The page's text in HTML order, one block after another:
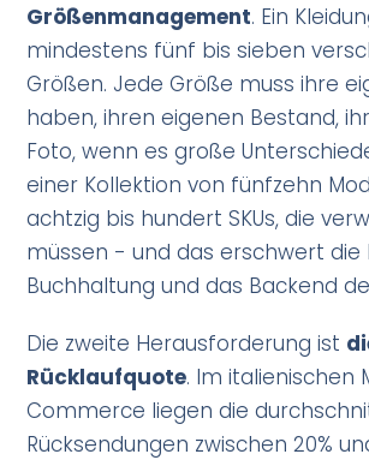
Größenmanagement. Ein
mindestens fünf bis sieben
Größen. Jede Größe muss ihre
haben, ihren eigenen Bestand,
Foto, wenn es große
einer Kollektion von fünfzehn
achtzig bis hundert SKUs, die
müssen - und das erschwert die
Buchhaltung und das Backend
Die zweite Herausforderung ist
Rücklaufquote. Im italienischen
Commerce liegen die
Rücksendungen zwischen 20%